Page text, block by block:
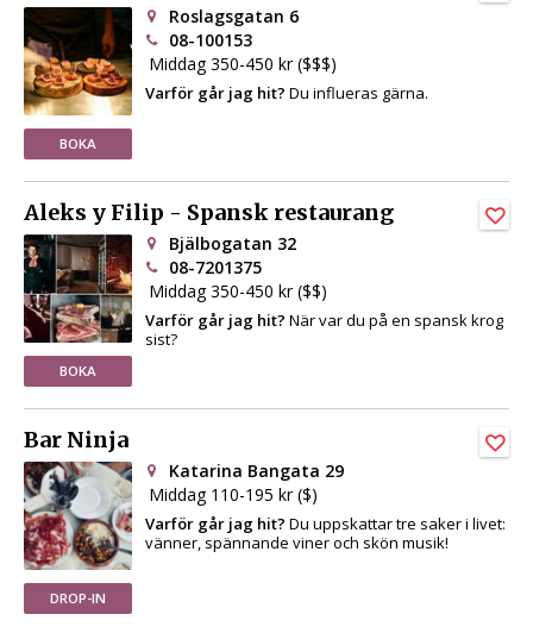
BOKA
Roslagsgatan 6
08-100153
Middag 350-450 kr ($$$)
Varför går jag hit? Du influeras gärna.
Aleks y Filip - Spansk restaurang
BOKA
Bjälbogatan 32
08-7201375
Middag 350-450 kr ($$)
Varför går jag hit? När var du på en spansk krog
sist?
Bar Ninja
DROP-IN
Katarina Bangata 29
Middag 110-195 kr ($)
Varför går jag hit? Du uppskattar tre saker i livet:
vänner, spännande viner och skön musik!